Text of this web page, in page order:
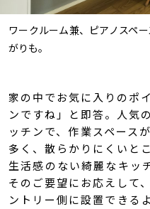
ワークルーム兼、ピアノスペ
がりも。
家の中でお気に入りのポ
ンですね」と即答。人気
ッチンで、作業スペース
多く、散らかりにくいと
生活感のない綺麗なキッ
そのご要望にお応えして
ントリー側に設置できる